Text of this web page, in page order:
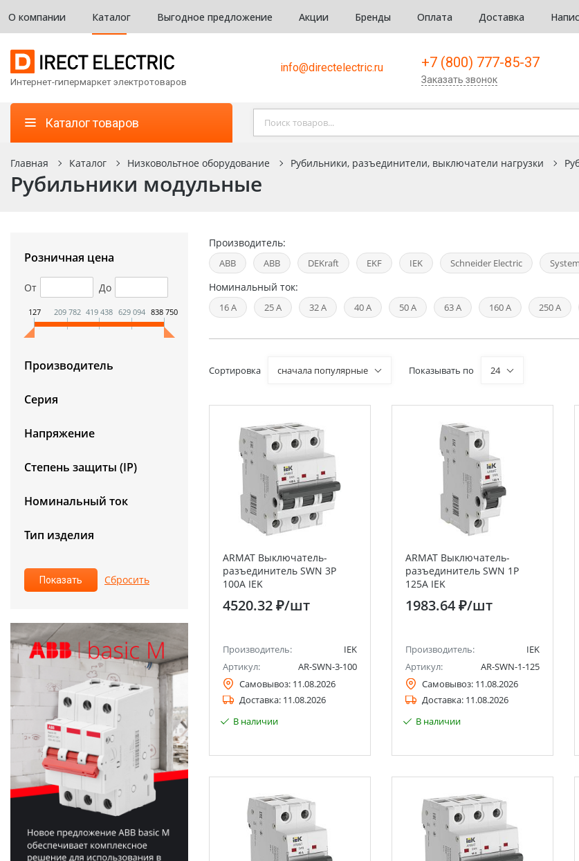
О компании Каталог Выгодное предложение Акции Бренды Оплата Доставка
Интернет-гипермаркет электротоваров
info@directelectric.ru +7 (800) 777-85-37
Заказать звонок
Каталог товаров
Главная Каталог Низковольтное оборудование Рубильники, разъединители, выключатели нагрузки
Рубильники модульные
Розничная цена
От До
127 209 782 419 438 629 094 838 750
Производитель
Серия
Напряжение
Степень защиты (IP)
Номинальный ток
Тип изделия
Производитель:
ABB ABB DEKraft EKF IEK Schneider Electric
Номинальный ток:
16 А 25 А 32 А 40 А 50 А 63 А 160 А 250 А
Сортировка сначала популярные Показывать по 24
ARMAT Выключатель-
разъединитель SWN 3P
100А IEK
4520.32 ₽/шт
Производитель:
IEK
Артикул:
AR-SWN-3-100
Самовывоз: 11.08.2026
Доставка: 11.08.2026
В наличии
ARMAT Выключатель-
разъединитель SWN 1P
125А IEK
1983.64 ₽/шт
Производитель:
IEK
Артикул:
AR-SWN-1-125
Самовывоз: 11.08.2026
Доставка: 11.08.2026
В наличии